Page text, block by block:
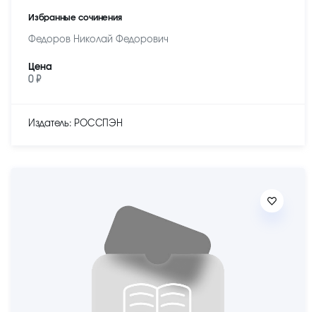
Избранные сочинения
Федоров Николай Федорович
Цена
0 ₽
Издатель: РОССПЭН